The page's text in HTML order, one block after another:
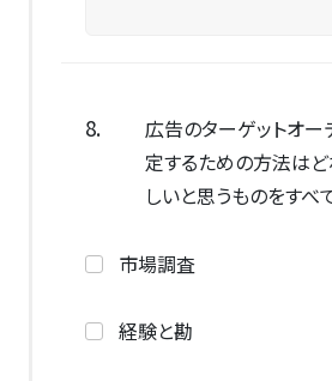
8.
広告のターゲットオー
定するための方法は
しいと思うものをすべ
市場調査
経験と勘